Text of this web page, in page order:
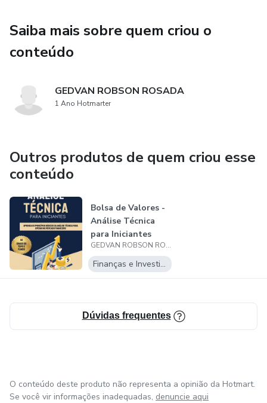
Saiba mais sobre quem criou o
conteúdo
GEDVAN ROBSON ROSADA
1 Ano Hotmarter
Outros produtos de quem criou esse
conteúdo
Bolsa de Valores -
Análise Técnica
para Iniciantes
GEDVAN ROBSON ROSADA
Finanças e Investimentos
Dúvidas frequentes
O conteúdo deste produto não representa a opinião da Hotmart.
Se você vir informações inadequadas, denuncie aqui